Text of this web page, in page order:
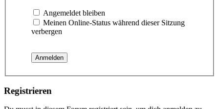
Angemeldet bleiben
Meinen Online-Status während dieser Sitzung
verbergen
Registrieren